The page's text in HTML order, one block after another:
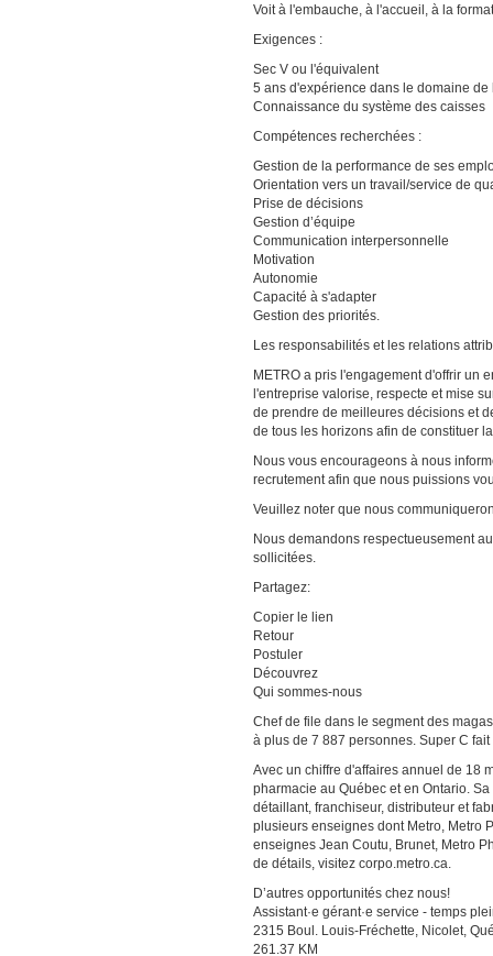
Voit à l'embauche, à l'accueil, à la
Exigences :
Sec V ou l'équivalent
5 ans d'expérience dans le domaine
Connaissance du système des caisses
Compétences recherchées :
Gestion de la performance de ses
Orientation vers un travail/service de
Prise de décisions
Gestion d’équipe
Communication interpersonnelle
Motivation
Autonomie
Capacité à s'adapter
Gestion des priorités.
Les responsabilités et les relations
METRO a pris l'engagement d'offrir un
l'entreprise valorise, respecte et mise
de prendre de meilleures décisions et
de tous les horizons afin de constituer
Nous vous encourageons à nous
recrutement afin que nous puissions
Veuillez noter que nous
Nous demandons respectueusement
sollicitées.
Partagez:
Copier le lien
Retour
Postuler
Découvrez
Qui sommes-nous
Chef de file dans le segment des
à plus de 7 887 personnes. Super C
Avec un chiffre d'affaires annuel de 18
pharmacie au Québec et en Ontario.
détaillant, franchiseur, distributeur et
plusieurs enseignes dont Metro, Metro
enseignes Jean Coutu, Brunet, Metro
de détails, visitez corpo.metro.ca.
D’autres opportunités chez nous!
Assistant·e gérant·e service - temps
2315 Boul. Louis-Fréchette, Nicolet,
261.37 KM